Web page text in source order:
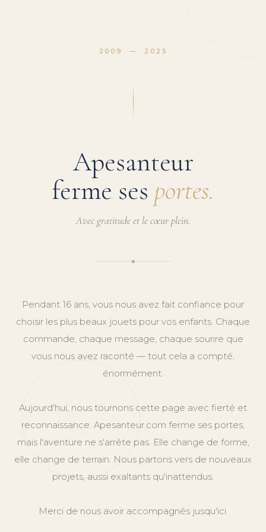
2009 — 2025
Apesanteur
ferme ses portes.
Avec gratitude et le cœur plein.
Pendant 16 ans, vous nous avez fait confiance pour
choisir les plus beaux jouets pour vos enfants. Chaque
commande, chaque message, chaque sourire que
vous nous avez raconté — tout cela a compté,
énormément.
Aujourd'hui, nous tournons cette page avec fierté et
reconnaissance. Apesanteur.com ferme ses portes,
mais l'aventure ne s'arrête pas. Elle change de forme,
elle change de terrain. Nous partons vers de nouveaux
projets, aussi exaltants qu'inattendus.
Merci de nous avoir accompagnés jusqu'ici.